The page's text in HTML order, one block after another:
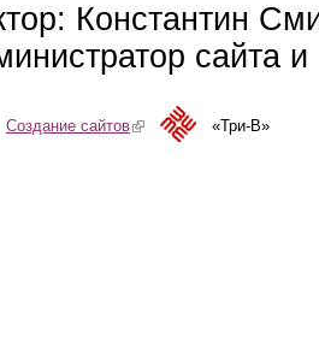
Константин
сайта
Создание сайтов(link is external)«Три-В»